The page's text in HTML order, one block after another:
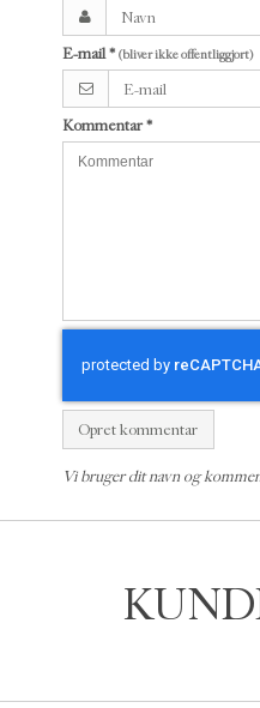
E-mail* (bliver ikke offentliggjort)
Kommentar*
Opret kommentar
Vi bruger dit navn og